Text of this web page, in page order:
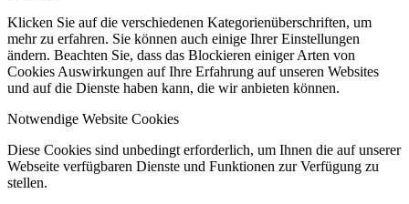
Klicken Sie auf die verschiedenen Kategorienüberschriften, um
mehr zu erfahren. Sie können auch einige Ihrer Einstellungen
ändern. Beachten Sie, dass das Blockieren einiger Arten von
Cookies Auswirkungen auf Ihre Erfahrung auf unseren Websites
und auf die Dienste haben kann, die wir anbieten können.
Notwendige Website Cookies
Diese Cookies sind unbedingt erforderlich, um Ihnen die auf unserer
Webseite verfügbaren Dienste und Funktionen zur Verfügung zu
stellen.